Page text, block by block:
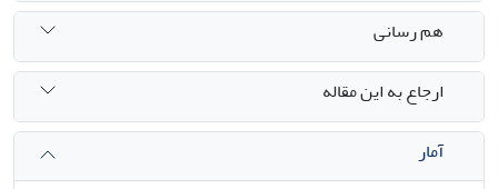
هم رسانی
ارجاع به این مقاله
آمار